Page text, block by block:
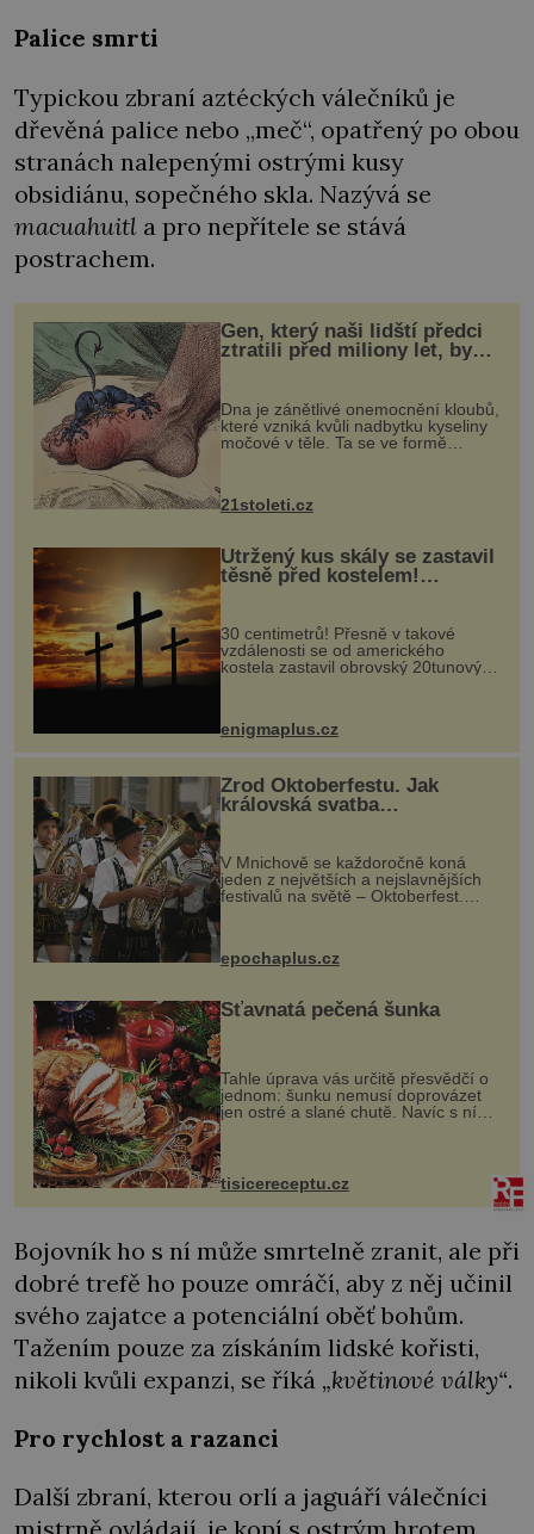
Palice smrti
Typickou zbraní aztéckých válečníků je
dřevěná palice nebo „meč“, opatřený po obou
stranách nalepenými ostrými kusy
obsidiánu, sopečného skla. Nazývá se
macuahuitl a pro nepřítele se stává
postrachem.
Gen, který naši lidští předci
ztratili před miliony let, by
mohl pomoci s léčbou
„nemoci králů“
Dna je zánětlivé onemocnění kloubů,
které vzniká kvůli nadbytku kyseliny
močové v těle. Ta se ve formě
nohou, a způsobuje bole...
21stoleti.cz
Utržený kus skály se zastavil
těsně před kostelem!
Ochránila ho boží síla?
30 centimetrů! Přesně v takové
vzdálenosti se od amerického
kostela zastavil obrovský 20tunový
...
enigmaplus.cz
Zrod Oktoberfestu. Jak
královská svatba
odstartovala největší pivní
festival světa
V Mnichově se každoročně koná
jeden z největších a nejslavnějších
festivalů na světě – Oktoberfest.
návštěvníků, kteří si vychutnávají
kultur...
epochaplus.cz
Šťavnatá pečená šunka
Tahle úprava vás určitě přesvědčí o
jednom: šunku nemusí doprovázet
jen ostré a slané chutě. Navíc s ní
nakrmíte poměrně hodně hladových
krků. Ingredience sádlo 3 kg šunky
vcelku 3 stroužky česneku hl...
tisicereceptu.cz
Bojovník ho s ní může smrtelně zranit, ale při
dobré trefě ho pouze omráčí, aby z něj učinil
svého zajatce a potenciální oběť bohům.
Tažením pouze za získáním lidské kořisti,
nikoli kvůli expanzi, se říká „květinové války“.
Pro rychlost a razanci
Další zbraní, kterou orlí a jaguáří válečníci